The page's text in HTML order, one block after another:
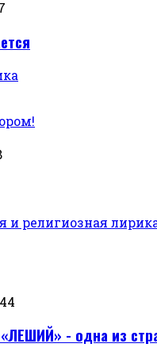
и религиозная
- одна из